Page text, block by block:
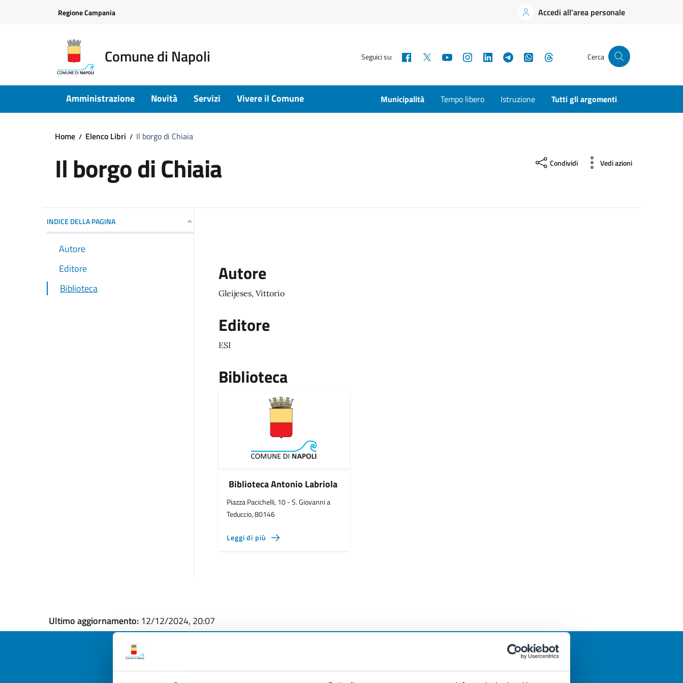
Regione Campania Accedi all'area personale
Comune di Napoli Seguici su: Facebook YouTubeInstagramLinkedInTelegramWhatsApp Cerca
Amministrazione Novità Servizi Vivere il Comune Municipalità Tempo libero Istruzione Tutti gli argomenti
Home Elenco Libri Il borgo di Chiaia
Il borgo di Chiaia Condividi Vedi azioni
INDICE DELLA PAGINA
Autore
Editore
Biblioteca
Autore
Gleijeses, Vittorio
Editore
ESI
Biblioteca
Biblioteca Antonio Labriola
Piazza Pacichelli, 10 - S. Giovanni a
Teduccio, 80146
Leggi di più
Ultimo aggiornamento: 12/12/2024, 20:07